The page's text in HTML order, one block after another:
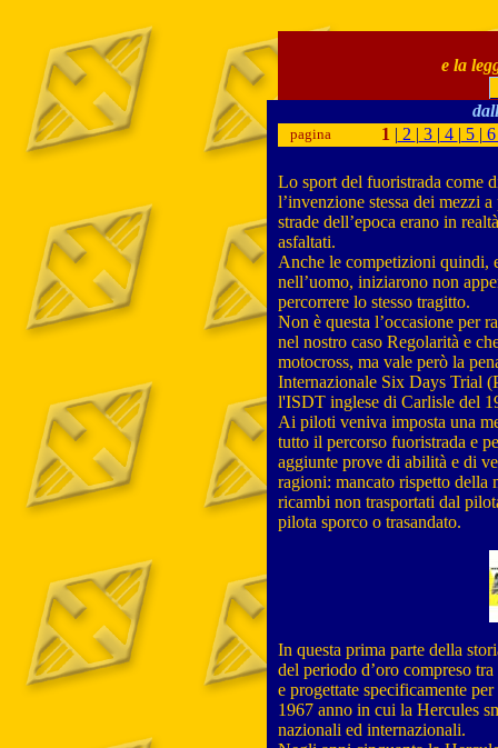
e la
pagina 1 | 2 | 3 | 4 | 5 |
Lo sport del fuoristrada come
l’invenzione stessa dei mezzi
strade dell’epoca erano in
asfaltati.
Anche le competizioni quindi,
nell’uomo, iniziarono non
percorrere lo stesso tragitto.
Non è questa l’occasione per
nel nostro caso Regolarità e
motocross, ma vale però la
Internazionale Six Days Trial
l'ISDT inglese di Carlisle del
Ai piloti veniva imposta una
tutto il percorso fuoristrada e
aggiunte prove di abilità e di
ragioni: mancato rispetto della
ricambi non trasportati dal
pilota sporco o trasandato.
In questa prima parte della
del periodo d’oro compreso
e progettate specificamente
1967 anno in cui la Hercules
nazionali ed internazionali.